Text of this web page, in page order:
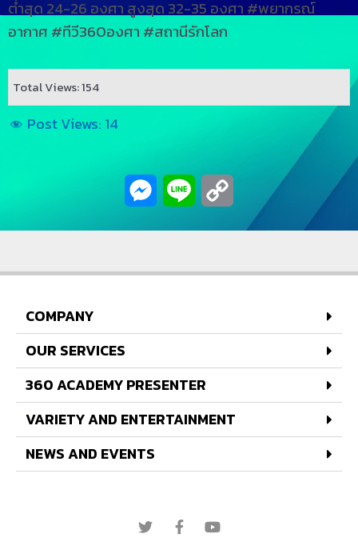
ต่ำสุด 24-26 องศา สูงสุด 32-35 องศา #พยากรณ์
อากาศ #ทีวี360องศา #สถานีรักโลก
Total Views: 154
Post Views: 14
Messenger
Line
Link
COMPANY
OUR SERVICES
360 ACADEMY PRESENTER
VARIETY AND ENTERTAINMENT
NEWS AND EVENTS